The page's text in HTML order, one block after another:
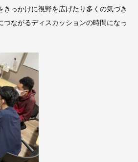
きっかけに視野を広げたり多くの気づき
つながるディスカッションの時間になっ